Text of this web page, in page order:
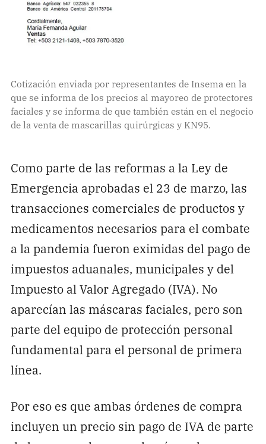
Cotización enviada por representantes de Insema en la
que se informa de los precios al mayoreo de protectores
faciales y se informa de que también están en el negocio
de la venta de mascarillas quirúrgicas y KN95.
Como parte de las reformas a la Ley de
Emergencia aprobadas el 23 de marzo, las
transacciones comerciales de productos y
medicamentos necesarios para el combate
a la pandemia fueron eximidas del pago de
impuestos aduanales, municipales y del
Impuesto al Valor Agregado (IVA). No
aparecían las máscaras faciales, pero son
parte del equipo de protección personal
fundamental para el personal de primera
línea.
Por eso es que ambas órdenes de compra
incluyen un precio sin pago de IVA de parte